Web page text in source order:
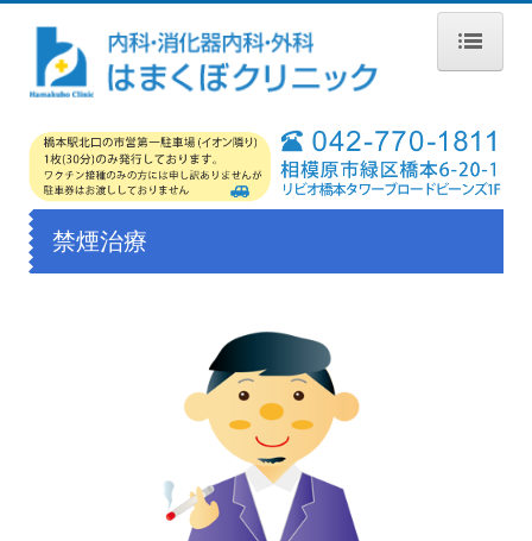
受付時間・アクセス
診療案内
お知らせ
AIRS（アミノインデックスリスクスクリーニング）
AICS（アミノインデックス）
禁煙治療